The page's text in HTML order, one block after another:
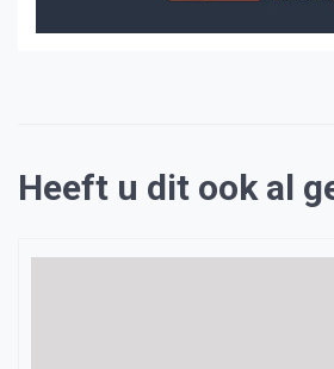
Heeft u dit ook al